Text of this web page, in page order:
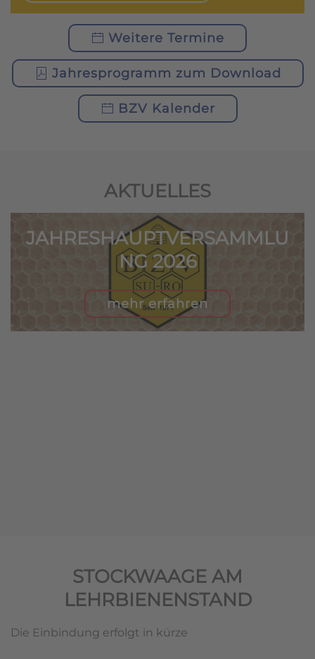
Weitere Termine
Jahresprogramm zum Download
BZV Kalender
AKTUELLES
JAHRESHAUPTVERSAMMLU
NG 2026
mehr erfahren
STOCKWAAGE AM
LEHRBIENENSTAND
Die Einbindung erfolgt in kürze